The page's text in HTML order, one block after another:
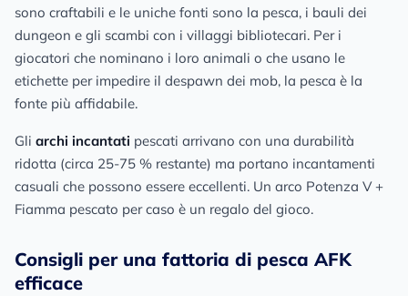
sono craftabili e le uniche fonti sono la pesca, i bauli dei
dungeon e gli scambi con i villaggi bibliotecari. Per i
giocatori che nominano i loro animali o che usano le
etichette per impedire il despawn dei mob, la pesca è la
fonte più affidabile.
Gli archi incantati pescati arrivano con una durabilità
ridotta (circa 25-75 % restante) ma portano incantamenti
casuali che possono essere eccellenti. Un arco Potenza V +
Fiamma pescato per caso è un regalo del gioco.
Consigli per una fattoria di pesca AFK
efficace